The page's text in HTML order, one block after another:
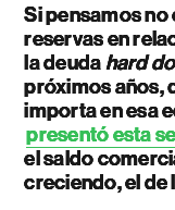
Si pensamos no
reservas en
la deudahard
próximos años,
importa en esa
presentó esta
el saldo
creciendo, el de